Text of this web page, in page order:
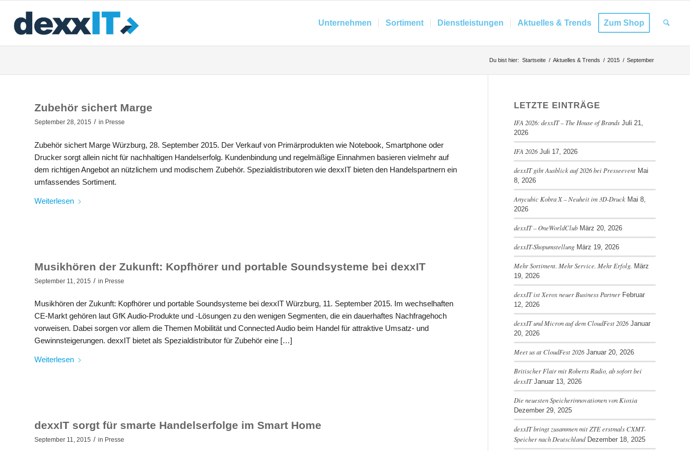
Unternehmen Sortiment Dienstleistungen Aktuelles & Trends Zum Shop
Du bist hier: Startseite / Aktuelles & Trends / 2015 / September
Zubehör sichert Marge
September 28, 2015 / in Presse
Zubehör sichert Marge Würzburg, 28. September 2015. Der Verkauf von Primärprodukten wie Notebook, Smartphone oder
Drucker sorgt allein nicht für nachhaltigen Handelserfolg. Kundenbindung und regelmäßige Einnahmen basieren vielmehr auf
dem richtigen Angebot an nützlichem und modischem Zubehör. Spezialdistributoren wie dexxIT bieten den Handelspartnern ein
umfassendes Sortiment.
Weiterlesen
Musikhören der Zukunft: Kopfhörer und portable Soundsysteme bei dexxIT
September 11, 2015 / in Presse
Musikhören der Zukunft: Kopfhörer und portable Soundsysteme bei dexxIT Würzburg, 11. September 2015. Im wechselhaften
CE-Markt gehören laut GfK Audio-Produkte und -Lösungen zu den wenigen Segmenten, die ein dauerhaftes Nachfragehoch
vorweisen. Dabei sorgen vor allem die Themen Mobilität und Connected Audio beim Handel für attraktive Umsatz- und
Gewinnsteigerungen. dexxIT bietet als Spezialdistributor für Zubehör eine […]
Weiterlesen
dexxIT sorgt für smarte Handelserfolge im Smart Home
September 11, 2015 / in Presse
LETZTE EINTRÄGE
IFA 2026: dexxIT – The House of Brands Juli 21,
2026
IFA 2026 Juli 17, 2026
dexxIT gibt Ausblick auf 2026 bei Presseevent Mai
8, 2026
Anycubic Kobra X – Neuheit im 3D-Druck Mai 8,
2026
dexxIT – OneWorldClub März 20, 2026
dexxIT-Shopumstellung März 19, 2026
Mehr Sortiment. Mehr Service. Mehr Erfolg. März
19, 2026
dexxIT ist Xerox neuer Business Partner Februar
12, 2026
dexxIT und Micron auf dem CloudFest 2026 Januar
20, 2026
Meet us at CloudFest 2026 Januar 20, 2026
Britischer Flair mit Roberts Radio, ab sofort bei
dexxIT Januar 13, 2026
Die neuesten Speicherinnovationen von Kioxia
Dezember 29, 2025
dexxIT bringt zusammen mit ZTE erstmals CXMT-
Speicher nach Deutschland Dezember 18, 2025